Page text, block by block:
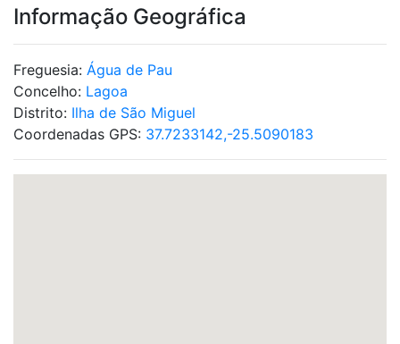
Informação Geográfica
Freguesia: Água de Pau
Concelho: Lagoa
Distrito: Ilha de São Miguel
Coordenadas GPS: 37.7233142,-25.5090183